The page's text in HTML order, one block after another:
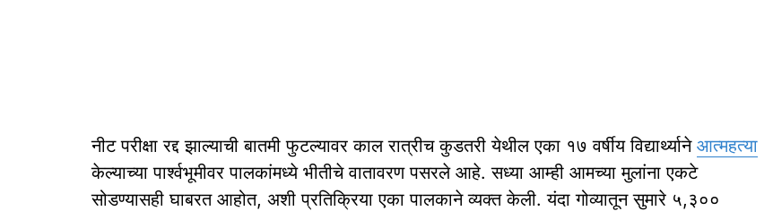
नीट परीक्षा रद्द झाल्‍याची बातमी फुटल्‍यावर काल रात्रीच कुडतरी येथील एका १७ वर्षीय विद्यार्थ्याने आत्‍महत्‍या
केल्‍याच्‍या पार्श्‍वभूमीवर पालकांमध्‍ये भीतीचे वातावरण पसरले आहे. सध्‍या आम्‍ही आमच्‍या मुलांना एकटे
सोडण्‍यासही घाबरत आहोत, अशी प्रतिक्रिया एका पालकाने व्‍यक्‍त केली. यंदा गोव्‍यातून सुमारे ५,३००